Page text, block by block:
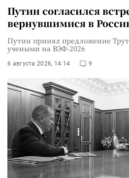
Путин согласился
вернувшимися в
Путин принял предложение
учеными на ВЭФ-2026
6 августа 2026, 14:14 9